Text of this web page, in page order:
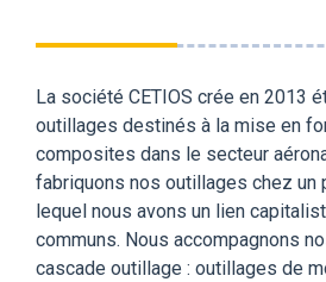
La société CETIOS crée en 2013
outillages destinés à la mise en
composites dans le secteur
fabriquons nos outillages chez un
lequel nous avons un lien
communs. Nous accompagnons
cascade outillage : outillages de